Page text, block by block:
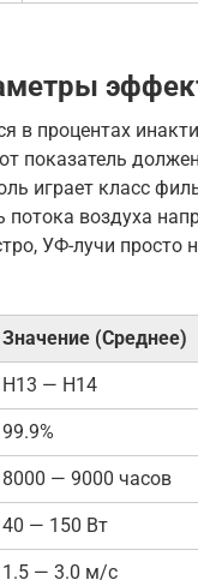
в процентах
показатель
играет класс
потока воздуха
УФ-лучи просто
Значение (Среднее)
H13 — H14
99.9%
8000 — 9000 часов
40 — 150 Вт
1.5 — 3.0 м/с